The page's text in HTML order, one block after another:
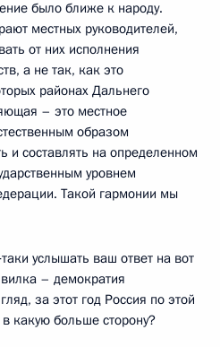
было ближе к народу.
местных руководителей,
от них исполнения
а не так, как это
районах Дальнего
– это местное
образом
и составлять на определенном
уровнем
Такой гармонии мы
услышать ваш ответ на вот
– демократия
за этот год Россия по этой
какую больше сторону?